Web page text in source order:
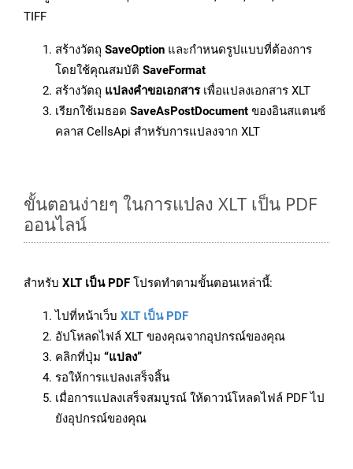
TIFF
สร้างวัตถุ SaveOption และกำหนดรูปแบบที่ต้องการ
โดยใช้คุณสมบัติ SaveFormat
สร้างวัตถุ แปลงคำขอเอกสารเพื่อแปลงเอกสาร XLT
เรียกใช้เมธอด SaveAsPostDocument ของอินสแตนซ์
คลาส CellsApi สำหรับการแปลงจาก XLT
ขั้นตอนง่ายๆ ในการแปลง XLT เป็น PDF
ออนไลน์
สำหรับ XLT เป็น PDF โปรดทำตามขั้นตอนเหล่านี้:
ไปที่หน้าเว็บ XLT เป็น PDF
อัปโหลดไฟล์ XLT ของคุณจากอุปกรณ์ของคุณ
คลิกที่ปุ่ม “แปลง”
รอให้การแปลงเสร็จสิ้น
เมื่อการแปลงเสร็จสมบูรณ์ ให้ดาวน์โหลดไฟล์ PDF ไป
ยังอุปกรณ์ของคุณ